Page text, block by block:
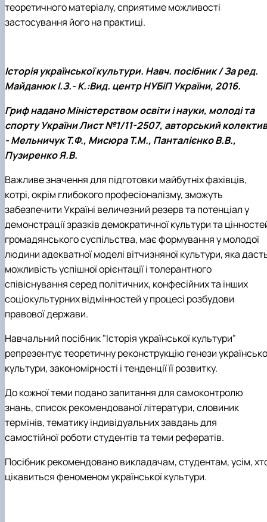
теоретичного матеріалу, сприятиме можливості
застосування його на практиці.
Історія української культури. Навч. посібник / За ред.
Майданюк І.З.- К.:Вид. центр НУБіП України, 2016.
Гриф надано Міністерством освіти і науки, молоді та
спорту України Лист №1/11-2507, авторський колектив
- Мельничук Т.Ф., Мисюра Т.М., Панталієнко В.В.,
Пузиренко Я.В.
Важливе значення для підготовки майбутніх фахівців,
котрі, окрім глибокого професіоналізму, зможуть
забезпечити Україні величезний резерв та потенціал у
демонстрації зразків демократичної культури та
громадянського суспільства, має формування у молодої
людини адекватної моделі вітчизняної культури, яка
можливість успішної орієнтації і толерантного
співіснування серед політичних, конфесійних та інших
соціокультурних відмінностей у процесі розбудови
правової держави.
Навчальний посібник "Історія української культури"
репрезентує теоретичну реконструкцію генези
культури, закономірності і тенденції її розвитку.
До кожної теми подано запитання для самоконтролю
знань, список рекомендованої літератури, словиник
термінів, тематику індивідуальних завдань для
самостійної роботи студентів та теми рефератів.
Посібник рекомендовано викладачам, студентам, усім,
цікавиться феноменом української культури.